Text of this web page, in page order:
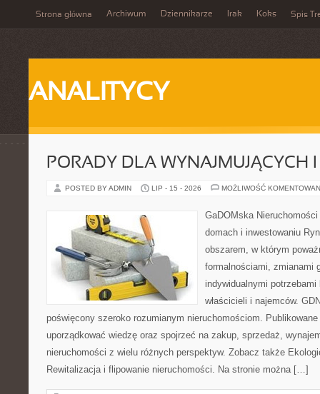
Strona główna Archiwum Dziennikarze Irak Koks Spis
ANALITYCY
PORADY DLA WYNAJMUJĄCYCH
POSTED BY ADMIN LIP - 15 - 2026 MOŻLIWOŚĆ
GaDOMska
domach i inwestowaniu
obszarem, w którym
formalnościami, zmianami
indywidualnymi
właścicieli i najemców.
poświęcony szeroko rozumianym nieruchomościom. Publikowane
uporządkować wiedzę oraz spojrzeć na zakup, sprzedaż,
nieruchomości z wielu różnych perspektyw. Zobacz także
Rewitalizacja i flipowanie nieruchomości. Na stronie można […]